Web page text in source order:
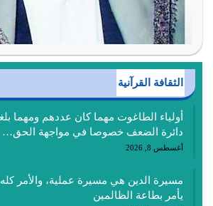
الثقافة القرآنية
أولياء الطاغوت مهما كان عددهم ومهما
دائرة الضعف خصوصا في مواجهة الحق…
أغسطس 8, 2026
مسيرة الدين هي مسيرة عملية، والأمر كله
يأمر بطاعة الظالمين